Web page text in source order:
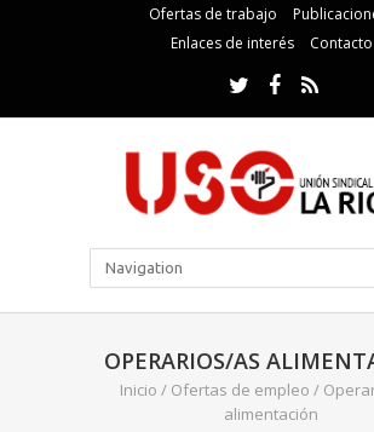
Ofertas de trabajo
Enlaces de interés
Contacto
OPERARIOS/AS
Inicio / Ofertas de empleo /
alimentación